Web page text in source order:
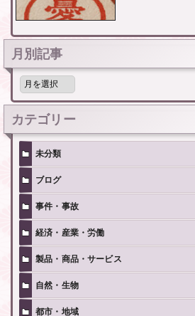
月別記事
月
記
事
カテゴリー
未分類
ブログ
事件・事故
経済・産業・労働
製品・商品・サービス
自然・生物
都市・地域